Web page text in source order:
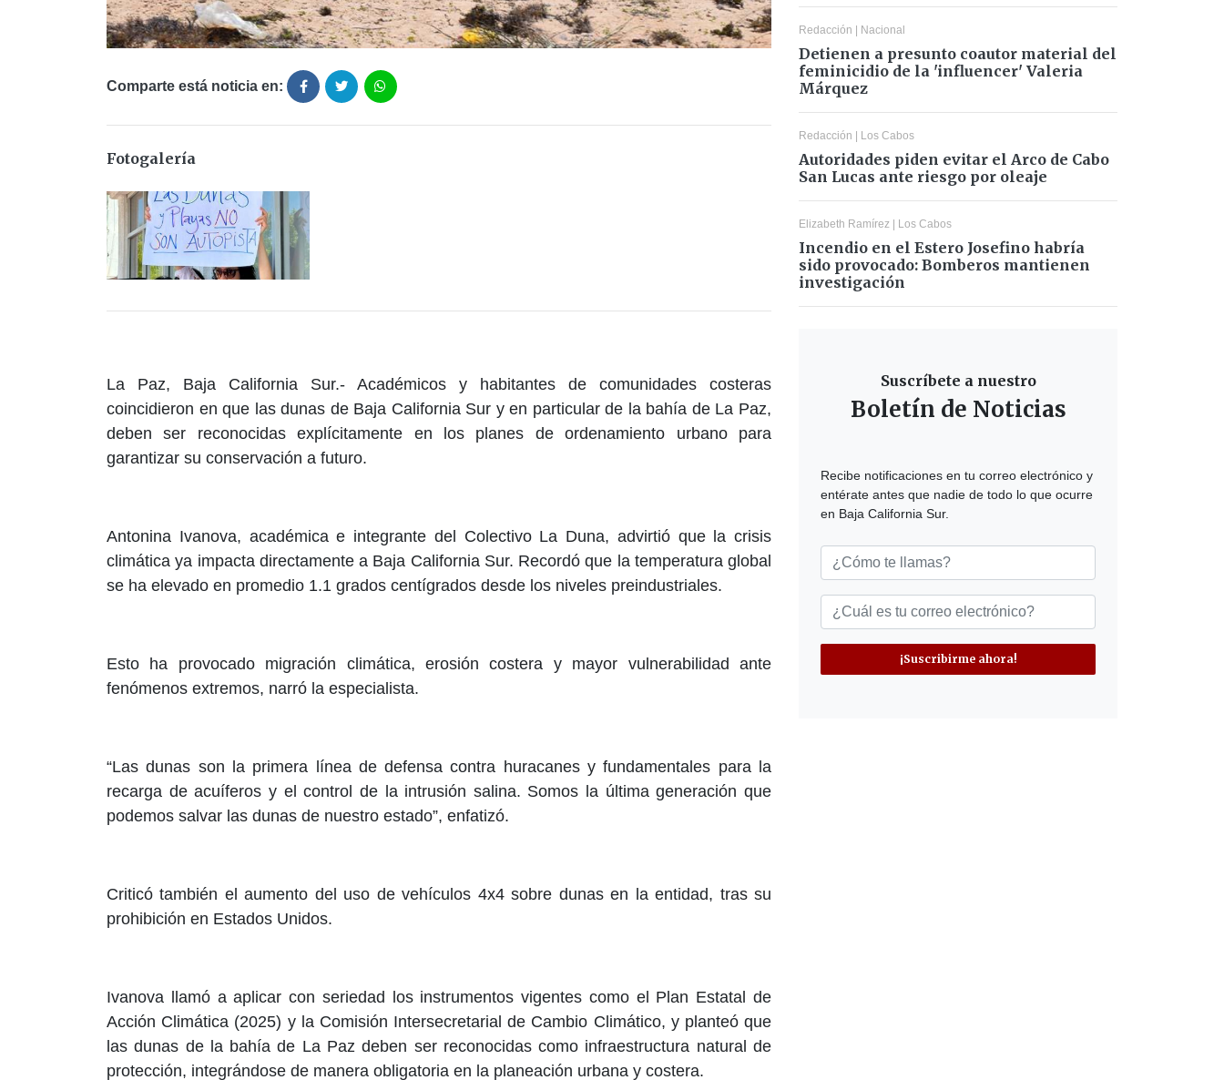
Comparte está noticia en:
Fotogalería
La Paz, Baja California Sur.- Académicos y habitantes de comunidades costeras
coincidieron en que las dunas de Baja California Sur y en particular de la bahía de La Paz,
deben ser reconocidas explícitamente en los planes de ordenamiento urbano para
garantizar su conservación a futuro.
Antonina Ivanova, académica e integrante del Colectivo La Duna, advirtió que la crisis
climática ya impacta directamente a Baja California Sur. Recordó que la temperatura global
se ha elevado en promedio 1.1 grados centígrados desde los niveles preindustriales.
Esto ha provocado migración climática, erosión costera y mayor vulnerabilidad ante
fenómenos extremos, narró la especialista.
“Las dunas son la primera línea de defensa contra huracanes y fundamentales para la
recarga de acuíferos y el control de la intrusión salina. Somos la última generación que
podemos salvar las dunas de nuestro estado”, enfatizó.
Criticó también el aumento del uso de vehículos 4x4 sobre dunas en la entidad, tras su
prohibición en Estados Unidos.
Ivanova llamó a aplicar con seriedad los instrumentos vigentes como el Plan Estatal de
Acción Climática (2025) y la Comisión Intersecretarial de Cambio Climático, y planteó que
las dunas de la bahía de La Paz deben ser reconocidas como infraestructura natural de
protección, integrándose de manera obligatoria en la planeación urbana y costera.
Redacción | Nacional
Detienen a presunto coautor material del
feminicidio de la 'influencer' Valeria
Márquez
Redacción | Los Cabos
Autoridades piden evitar el Arco de Cabo
San Lucas ante riesgo por oleaje
Elizabeth Ramírez | Los Cabos
Incendio en el Estero Josefino habría
sido provocado: Bomberos mantienen
investigación
Suscríbete a nuestro
Boletín de Noticias
Recibe notificaciones en tu correo electrónico y
entérate antes que nadie de todo lo que ocurre
en Baja California Sur.
¡Suscribirme ahora!